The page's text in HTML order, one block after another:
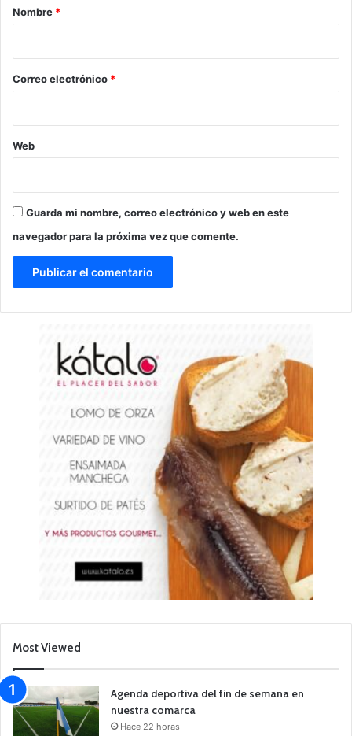
r
*
Nombre *
Correo electrónico *
Web
Guarda mi nombre, correo electrónico y web en este
navegador para la próxima vez que comente.
Most Viewed
Agenda deportiva del fin de semana en
nuestra comarca
Hace 22 horas